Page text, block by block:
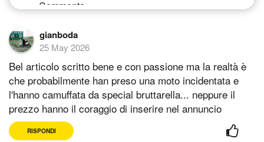
gianboda
25 May 2026
Bel articolo scritto bene e con passione ma la realtà è
che probabilmente han preso una moto incidentata e
l'hanno camuffata da special bruttarella... neppure il
prezzo hanno il coraggio di inserire nel annuncio
RISPONDI